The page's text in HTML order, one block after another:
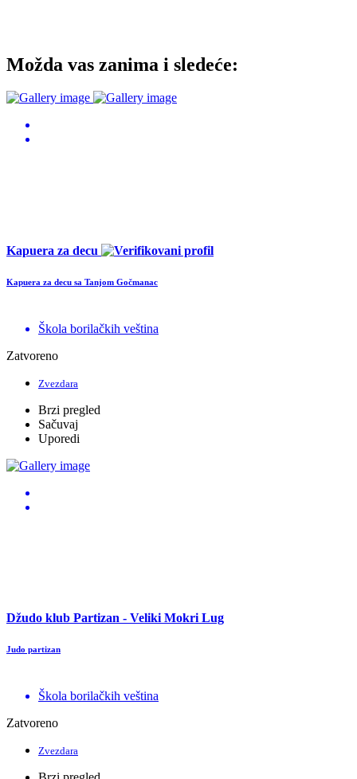
Možda vas zanima i sledeće:
Kapuera za decu
Kapuera za decu sa Tanjom Gočmanac
Škola borilačkih veština
Zatvoreno
Zvezdara
Brzi pregled
Sačuvaj
Uporedi
Džudo klub Partizan - Veliki Mokri Lug
Judo partizan
Škola borilačkih veština
Zatvoreno
Zvezdara